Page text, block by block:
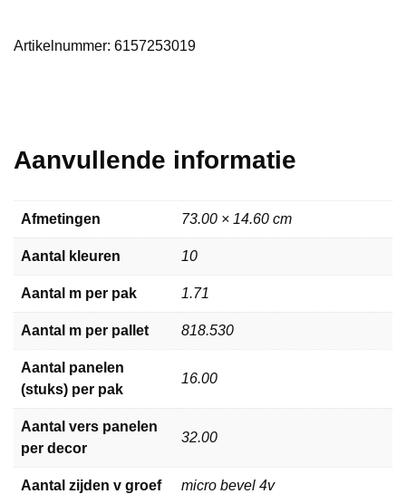
Artikelnummer: 6157253019
Aanvullende informatie
Afmetingen 73.00 × 14.60 cm
Aantal kleuren 10
Aantal m per pak 1.71
Aantal m per pallet 818.530
Aantal panelen
(stuks) per pak
16.00
Aantal vers panelen
per decor
32.00
Aantal zijden v groef micro bevel 4v